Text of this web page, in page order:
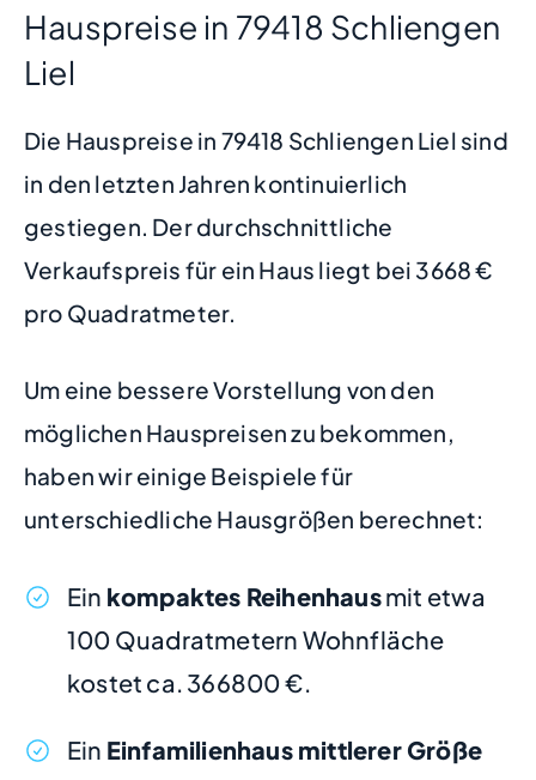
Hauspreise in 79418 Schliengen
Liel
Die Hauspreise in 79418 Schliengen Liel sind
in den letzten Jahren kontinuierlich
gestiegen. Der durchschnittliche
Verkaufspreis für ein Haus liegt bei 3668 €
pro Quadratmeter.
Um eine bessere Vorstellung von den
möglichen Hauspreisen zu bekommen,
haben wir einige Beispiele für
unterschiedliche Hausgrößen berechnet:
Ein kompaktes Reihenhausmit etwa
100 Quadratmetern Wohnfläche
kostet ca. 366800 €.
Ein Einfamilienhaus mittlerer Größe